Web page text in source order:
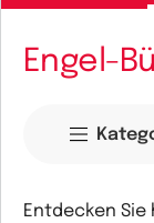
Engel-
Entdecken